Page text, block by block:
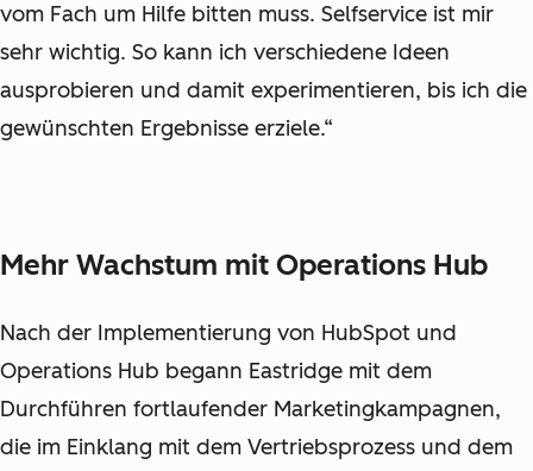
vom Fach um Hilfe bitten muss. Selfservice ist mir
sehr wichtig. So kann ich verschiedene Ideen
ausprobieren und damit experimentieren, bis ich die
gewünschten Ergebnisse erziele.“
Mehr Wachstum mit Operations Hub
Nach der Implementierung von HubSpot und
Operations Hub begann Eastridge mit dem
Durchführen fortlaufender Marketingkampagnen,
die im Einklang mit dem Vertriebsprozess und dem